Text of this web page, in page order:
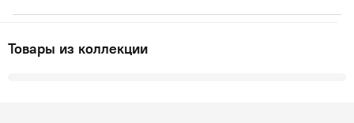
Товары из коллекции